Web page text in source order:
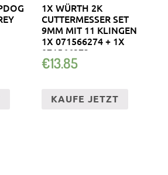
1X WÜRTH 2K
CUTTERMESSER SET
9MM MIT 11 KLINGEN
1X 071566274 + 1X
071566273
€13.85
KAUFE JETZT